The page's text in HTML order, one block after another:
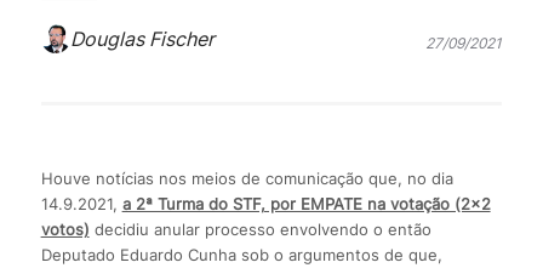
Douglas Fischer 27/09/2021
Houve notícias nos meios de comunicação que, no dia
14.9.2021, a 2ª Turma do STF, por EMPATE na votação (2×2
votos) decidiu anular processo envolvendo o então
Deputado Eduardo Cunha sob o argumentos de que,